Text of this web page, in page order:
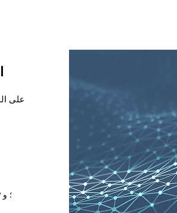
مسؤولية غير محدودة للشريك العام في حالة عدم كفاية أصول ELP ؛ و